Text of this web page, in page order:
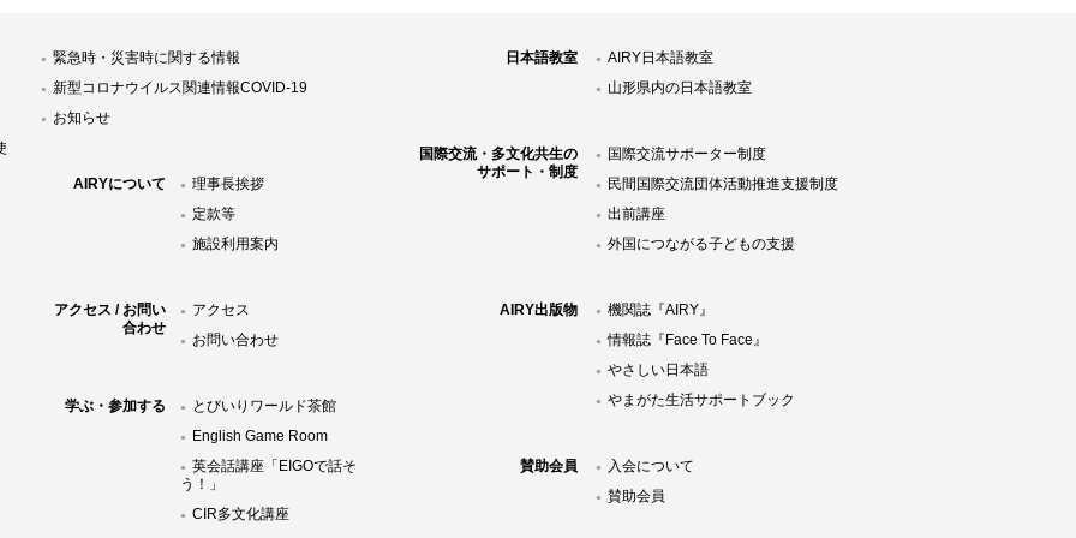
緊急時・災害時に関する情報
新型コロナウイルス関連情報COVID-19
お知らせ
AIRYについて
理事長挨拶
定款等
施設利用案内
アクセス / お問い
合わせ
アクセス
お問い合わせ
学ぶ・参加する
とびいりワールド茶館
English Game Room
英会話講座「EIGOで話そ
う！」
CIR多文化講座
日本語教室
AIRY日本語教室
山形県内の日本語教室
国際交流・多文化共生の
サポート・制度
国際交流サポーター制度
民間国際交流団体活動推進支援制度
出前講座
外国につながる子どもの支援
AIRY出版物
機関誌『AIRY』
情報誌『Face To Face』
やさしい日本語
やまがた生活サポートブック
賛助会員
入会について
賛助会員